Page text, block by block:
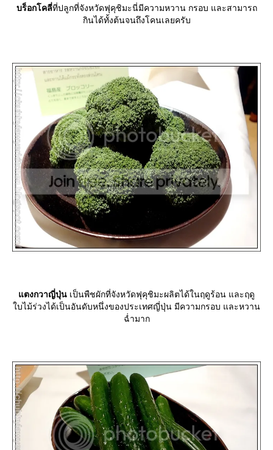
บร็อกโคลี่ที่ปลูกที่จังหวัดฟุคุชิมะนี่มีความหวาน กรอบ และสามารถ
กินได้ทั้งต้นจนถึงโคนเลยครับ
ตงกวาญี่ปุ่น เป็นพืชผักที่จังหวัดฟุคุชิมะผลิตได้ในฤดูร้อน และฤดู
บไม้ร่วงได้เป็นอันดับหนึ่งของประเทศญี่ปุ่น มีความกรอบ และหวาน
ฉ่ำมาก